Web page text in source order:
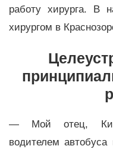
работу хирурга. В
хирургом в
— Мой отец, Ким
водителем